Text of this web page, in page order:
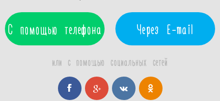
С помощью телефона Через E-mail
или с помощью социальных сетей